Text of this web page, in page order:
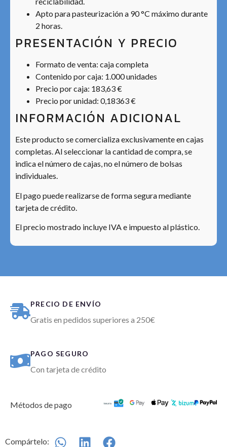
Apto para pasteurización a 90 °C máximo durante
2 horas.
PRESENTACIÓN Y PRECIO
Formato de venta: caja completa
Contenido por caja: 1.000 unidades
Precio por caja: 183,63 €
Precio por unidad: 0,18363 €
INFORMACIÓN ADICIONAL
Este producto se comercializa exclusivamente en cajas
completas. Al seleccionar la cantidad de compra, se
indica el número de cajas, no el número de bolsas
individuales.
El pago puede realizarse de forma segura mediante
tarjeta de crédito.
El precio mostrado incluye IVA e impuesto al plástico.
PRECIO DE ENVÍO
Gratis en pedidos superiores a 250€
PAGO SEGURO
Con tarjeta de crédito
Métodos de pago
Compártelo: